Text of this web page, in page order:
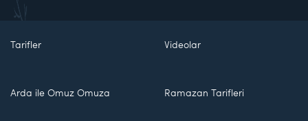
Tarifler Videolar
Arda ile Omuz Omuza Ramazan Tarifleri